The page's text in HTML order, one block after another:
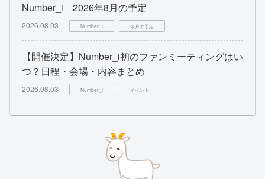
Number_i 2026年8月の予定
2026.08.03 Number_i 今月の予定
【開催決定】Number_i初のファンミーティングはい
つ？日程・会場・内容まとめ
2026.08.03 Number_i イベント